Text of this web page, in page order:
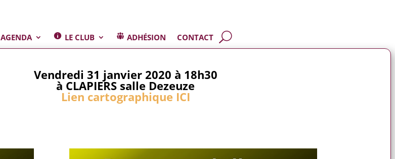
AGENDA LE CLUB ADHÉSION CONTACT
Vendredi 31 janvier 2020 à 18h30
à CLAPIERS salle Dezeuze
Lien cartographique ICI